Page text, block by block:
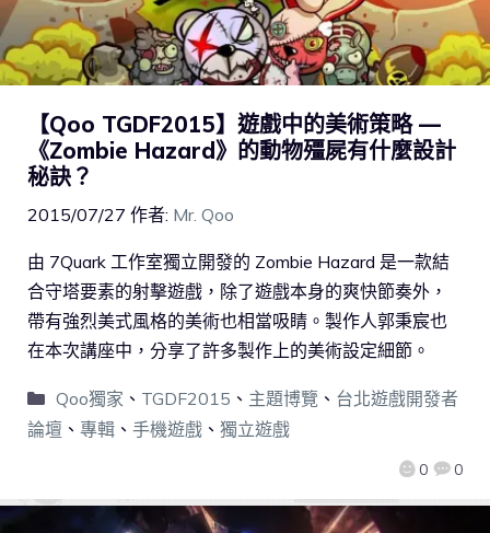
【Qoo TGDF2015】遊戲中的美術策略 —
《Zombie Hazard》的動物殭屍有什麼設計
秘訣？
2015/07/27 作者: Mr. Qoo
0 0
由 7Quark 工作室獨立開發的 Zombie Hazard 是一款結
合守塔要素的射擊遊戲，除了遊戲本身的爽快節奏外，
帶有強烈美式風格的美術也相當吸睛。製作人郭秉宸也
在本次講座中，分享了許多製作上的美術設定細節。
Qoo獨家 、 TGDF2015 、 主題博覽 、 台北遊戲開發者
論壇 、 專輯 、 手機遊戲 、 獨立遊戲